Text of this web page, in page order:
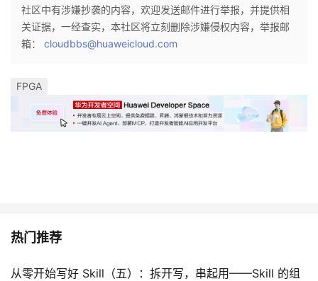
社区中有涉嫌抄袭的内容，欢迎发送邮件进行举报，并提供相
关证据，一经查实，本社区将立刻删除涉嫌侵权内容，举报邮
箱： cloudbbs@huaweicloud.com
FPGA
热门推荐
从零开始写好 Skill（五）：拆开写，串起用——Skill 的组